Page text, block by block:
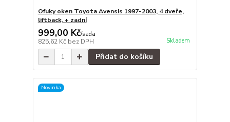
Ofuky oken Toyota Avensis 1997-2003, 4 dveře,
liftback, + zadní
999,00 Kč/sada
825,62 Kč bez DPH Skladem
Přidat do košíku
Novinka